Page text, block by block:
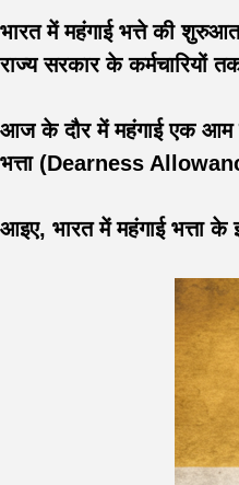
भारत में महंगाई भत्ते की
राज्य सरकार के कर्मचारियों
आज के दौर में महंगाई एक आम
भत्ता (Dearness
आइए, भारत में महंगाई भत्ता के